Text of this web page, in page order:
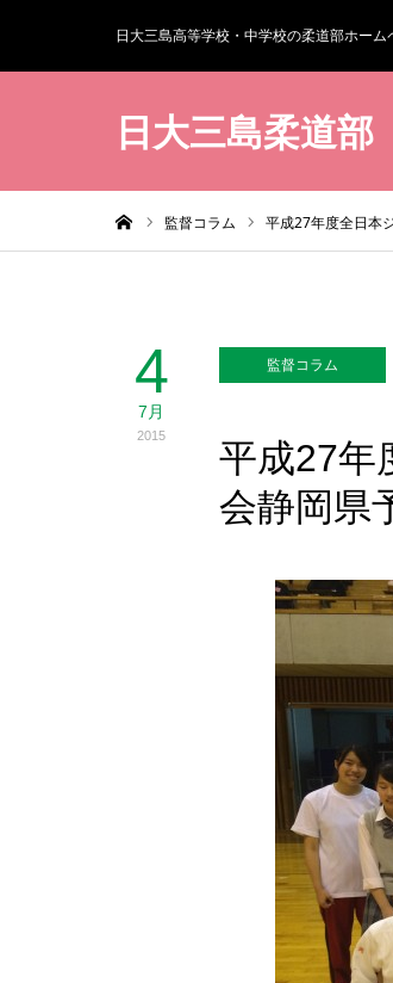
日大三島高等学校・中学校の柔道部ホー
日大三島柔道部
監督コラム 平成27年度全日本
4
7月
2015
監督コラム
平成27年
会静岡県